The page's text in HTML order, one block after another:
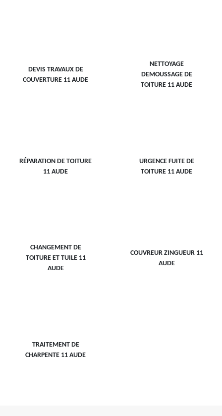
DEVIS TRAVAUX DE
COUVERTURE 11 AUDE
NETTOYAGE
DEMOUSSAGE DE
TOITURE 11 AUDE
RÉPARATION DE TOITURE
11 AUDE
URGENCE FUITE DE
TOITURE 11 AUDE
CHANGEMENT DE
TOITURE ET TUILE 11
AUDE
COUVREUR ZINGUEUR 11
AUDE
TRAITEMENT DE
CHARPENTE 11 AUDE